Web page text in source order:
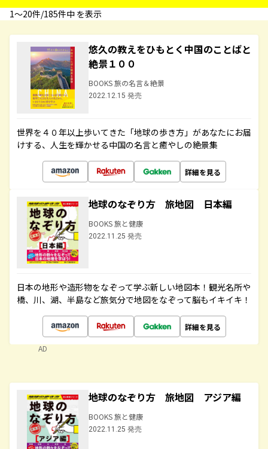
1〜20件/185件中 を表示
悠久の教えをひもとく中国のことばと
絶景１００
BOOKS 旅の名言＆絶景
2022.12.15 発売
世界を４０年以上歩いてきた「地球の歩き方」があなたにお届
けする、人生を輝かせる中国の名言と癒やしの絶景集
詳細を見る
地球のなぞり方 旅地図 日本編
BOOKS 旅と健康
2022.11.25 発売
日本の地形や造形物をなぞって学ぶ新しい地図本！観光名所や
橋、川、湖、半島など旅気分で地図をなぞって脳もイキイキ！
詳細を見る
AD
地球のなぞり方 旅地図 アジア編
BOOKS 旅と健康
2022.11.25 発売